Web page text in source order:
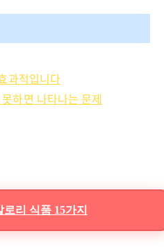
과적입니다
하면 나타나는 문제
리 식품 15가지